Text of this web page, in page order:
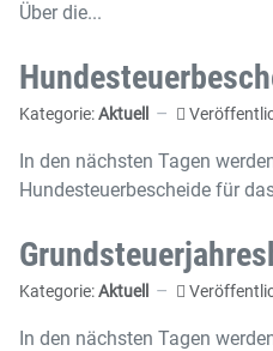
Über die...
Kategorie:Aktuell
In den nächsten Tagen
Hundesteuerbescheide für
Kategorie:Aktuell
In den nächsten Tagen